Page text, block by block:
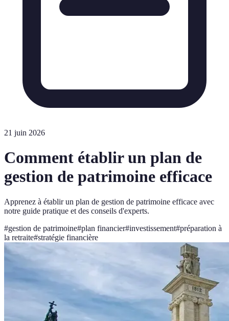
21 juin 2026
Comment établir un plan de
gestion de patrimoine efficace
Apprenez à établir un plan de gestion de patrimoine efficace avec
notre guide pratique et des conseils d'experts.
#gestion de patrimoine#plan financier#investissement#préparation à
la retraite#stratégie financière